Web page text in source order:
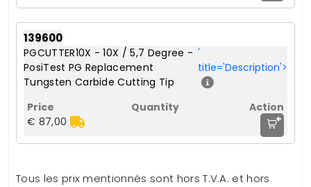
139600
PGCUTTER10X - 10X / 5,7 Degree -
PosiTest PG Replacement
Tungsten Carbide Cutting Tip
'
title='Description'>
€ 87,00 +
Tous les prix mentionnés sont hors T.V.A. et hors